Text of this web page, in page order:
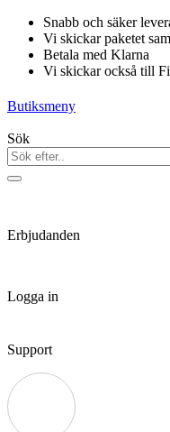
Hoppa
innehåll
Snabb och säker
Vi skickar paketet
Betala med Klarna
Vi skickar också till
Butiksmeny
Sök
Erbjudanden
Logga in
Support